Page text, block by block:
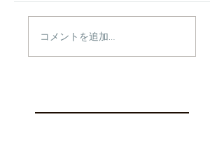
コメントを追加…